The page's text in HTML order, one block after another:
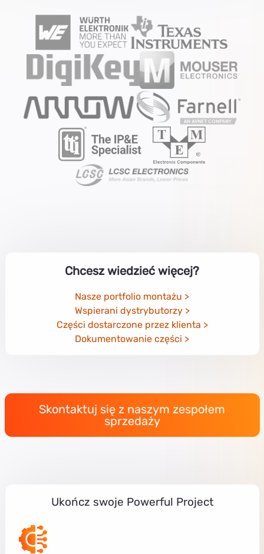
Chcesz wiedzieć więcej?
Nasze portfolio montażu
Wspierani dystrybutorzy
Części dostarczone przez klienta
Dokumentowanie części
Skontaktuj się z naszym zespołem
sprzedaży
Ukończ swoje Powerful Project